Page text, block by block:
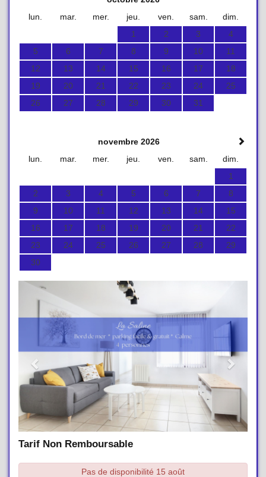
lun.
mar. mer. jeu. ven. sam.
dim.
1
2 3
4
5
6 7 8 9 10
11
12
13 14 15 16 17
18
19
20 21 22 23 24
25
26
27 28 29 30 31
novembre 2026
lun.
mar. mer. jeu. ven. sam.
dim.
1
2
3 4 5 6 7
8
9
10 11 12 13 14
15
16
17 18 19 20 21
22
23
24 25 26 27 28
29
30
Previous
Tarif Non Remboursable
Pas de disponibilité 15 août